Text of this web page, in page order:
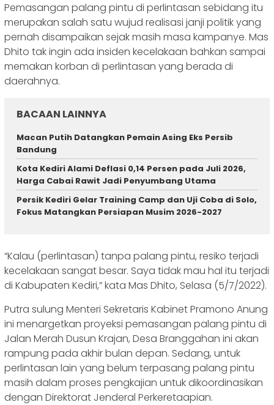
Pemasangan palang pintu di perlintasan sebidang itu
merupakan salah satu wujud realisasi janji politik yang
pernah disampaikan sejak masih masa kampanye. Mas
Dhito tak ingin ada insiden kecelakaan bahkan sampai
memakan korban di perlintasan yang berada di
daerahnya.
BACAAN LAINNYA
Macan Putih Datangkan Pemain Asing Eks Persib
Bandung
Kota Kediri Alami Deflasi 0,14 Persen pada Juli 2026,
Harga Cabai Rawit Jadi Penyumbang Utama
Persik Kediri Gelar Training Camp dan Uji Coba di Solo,
Fokus Matangkan Persiapan Musim 2026-2027
“Kalau (perlintasan) tanpa palang pintu, resiko terjadi
kecelakaan sangat besar. Saya tidak mau hal itu terjadi
di Kabupaten Kediri,” kata Mas Dhito, Selasa (5/7/2022).
Putra sulung Menteri Sekretaris Kabinet Pramono Anung
ini menargetkan proyeksi pemasangan palang pintu di
Jalan Merah Dusun Krajan, Desa Branggahan ini akan
rampung pada akhir bulan depan. Sedang, untuk
perlintasan lain yang belum terpasang palang pintu
masih dalam proses pengkajian untuk dikoordinasikan
dengan Direktorat Jenderal Perkeretaapian.